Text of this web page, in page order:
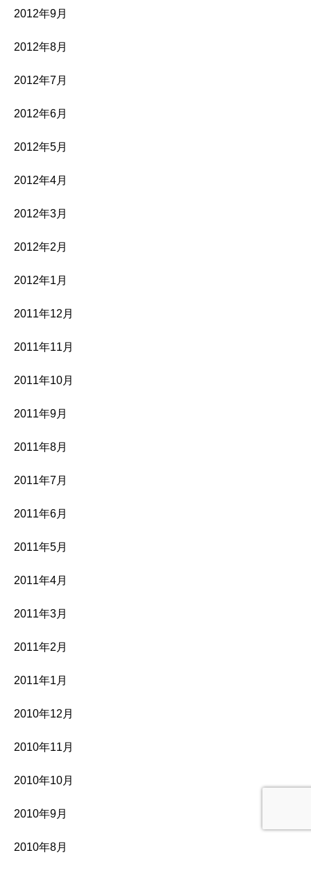
2012年9月
2012年8月
2012年7月
2012年6月
2012年5月
2012年4月
2012年3月
2012年2月
2012年1月
2011年12月
2011年11月
2011年10月
2011年9月
2011年8月
2011年7月
2011年6月
2011年5月
2011年4月
2011年3月
2011年2月
2011年1月
2010年12月
2010年11月
2010年10月
2010年9月
2010年8月